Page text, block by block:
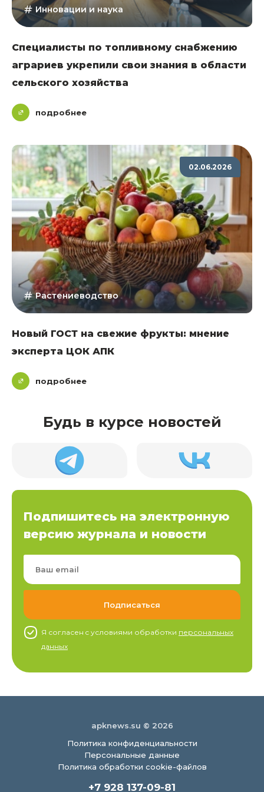
Инновации и наука
Специалисты по топливному снабжению
аграриев укрепили свои знания в области
сельского хозяйства
подробнее
02.06.2026
Растениеводство
Новый ГОСТ на свежие фрукты: мнение
эксперта ЦОК АПК
подробнее
Будь в курсе новостей
Подпишитесь на электронную
версию журнала и новости
Я согласен c условиями обработки персональных
данных
apknews.su © 2026
Политика конфиденциальности
Персональные данные
Политика обработки cookie-файлов
+7 928 137-09-81